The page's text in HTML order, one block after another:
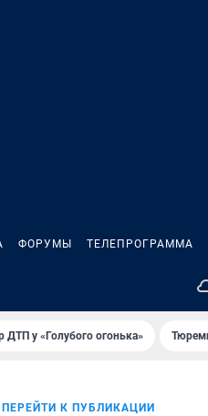
ФОРУМЫ ТЕЛЕПРОГРАММА
ДТП у «Голубого огонька»
ПЕРЕЙТИ К ПУБЛИКАЦИИ